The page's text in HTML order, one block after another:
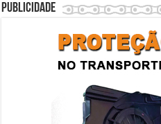
Publicidade